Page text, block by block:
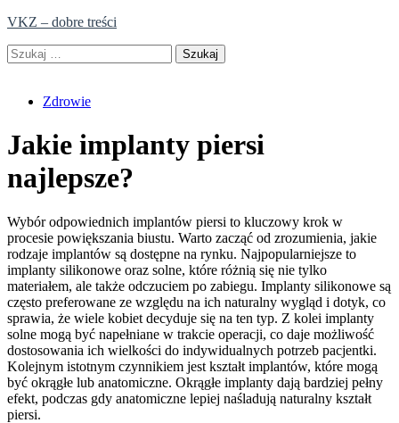
Skip
content
VKZ – dobre treści
Szukaj:
Zdrowie
Jakie implanty piersi
najlepsze?
Wybór odpowiednich implantów piersi to kluczowy krok w
procesie powiększania biustu. Warto zacząć od zrozumienia, jakie
rodzaje implantów są dostępne na rynku. Najpopularniejsze to
implanty silikonowe oraz solne, które różnią się nie tylko
materiałem, ale także odczuciem po zabiegu. Implanty silikonowe są
często preferowane ze względu na ich naturalny wygląd i dotyk, co
sprawia, że wiele kobiet decyduje się na ten typ. Z kolei implanty
solne mogą być napełniane w trakcie operacji, co daje możliwość
dostosowania ich wielkości do indywidualnych potrzeb pacjentki.
Kolejnym istotnym czynnikiem jest kształt implantów, które mogą
być okrągłe lub anatomiczne. Okrągłe implanty dają bardziej pełny
efekt, podczas gdy anatomiczne lepiej naśladują naturalny kształt
piersi.